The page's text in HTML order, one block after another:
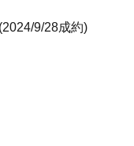
9/28成約)